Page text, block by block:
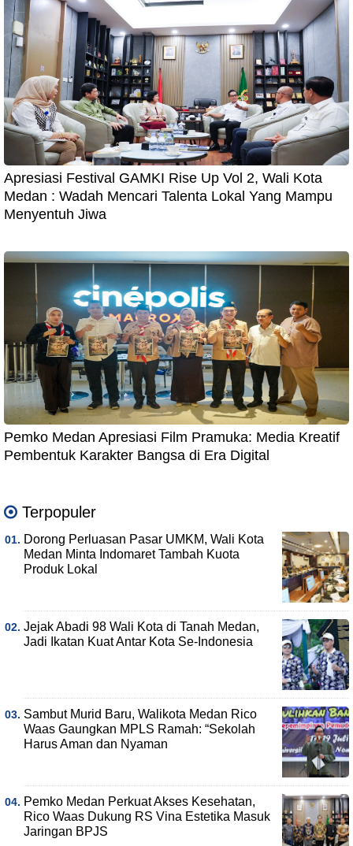
Apresiasi Festival GAMKI Rise Up Vol 2, Wali Kota
Medan : Wadah Mencari Talenta Lokal Yang Mampu
Menyentuh Jiwa
Pemko Medan Apresiasi Film Pramuka: Media Kreatif
Pembentuk Karakter Bangsa di Era Digital
Terpopuler
Dorong Perluasan Pasar UMKM, Wali Kota
Medan Minta Indomaret Tambah Kuota
Produk Lokal
Jejak Abadi 98 Wali Kota di Tanah Medan,
Jadi Ikatan Kuat Antar Kota Se-Indonesia
Sambut Murid Baru, Walikota Medan Rico
Waas Gaungkan MPLS Ramah: “Sekolah
Harus Aman dan Nyaman
Pemko Medan Perkuat Akses Kesehatan,
Rico Waas Dukung RS Vina Estetika Masuk
Jaringan BPJS